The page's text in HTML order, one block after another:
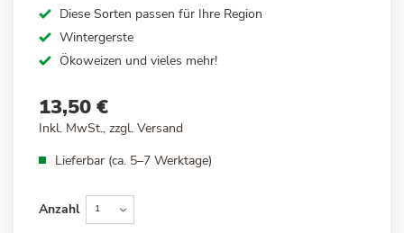
Diese Sorten passen für Ihre Region
Wintergerste
Ökoweizen und vieles mehr!
13,50 €
Inkl. MwSt., zzgl. Versand
Lieferbar (ca. 5–7 Werktage)
Anzahl